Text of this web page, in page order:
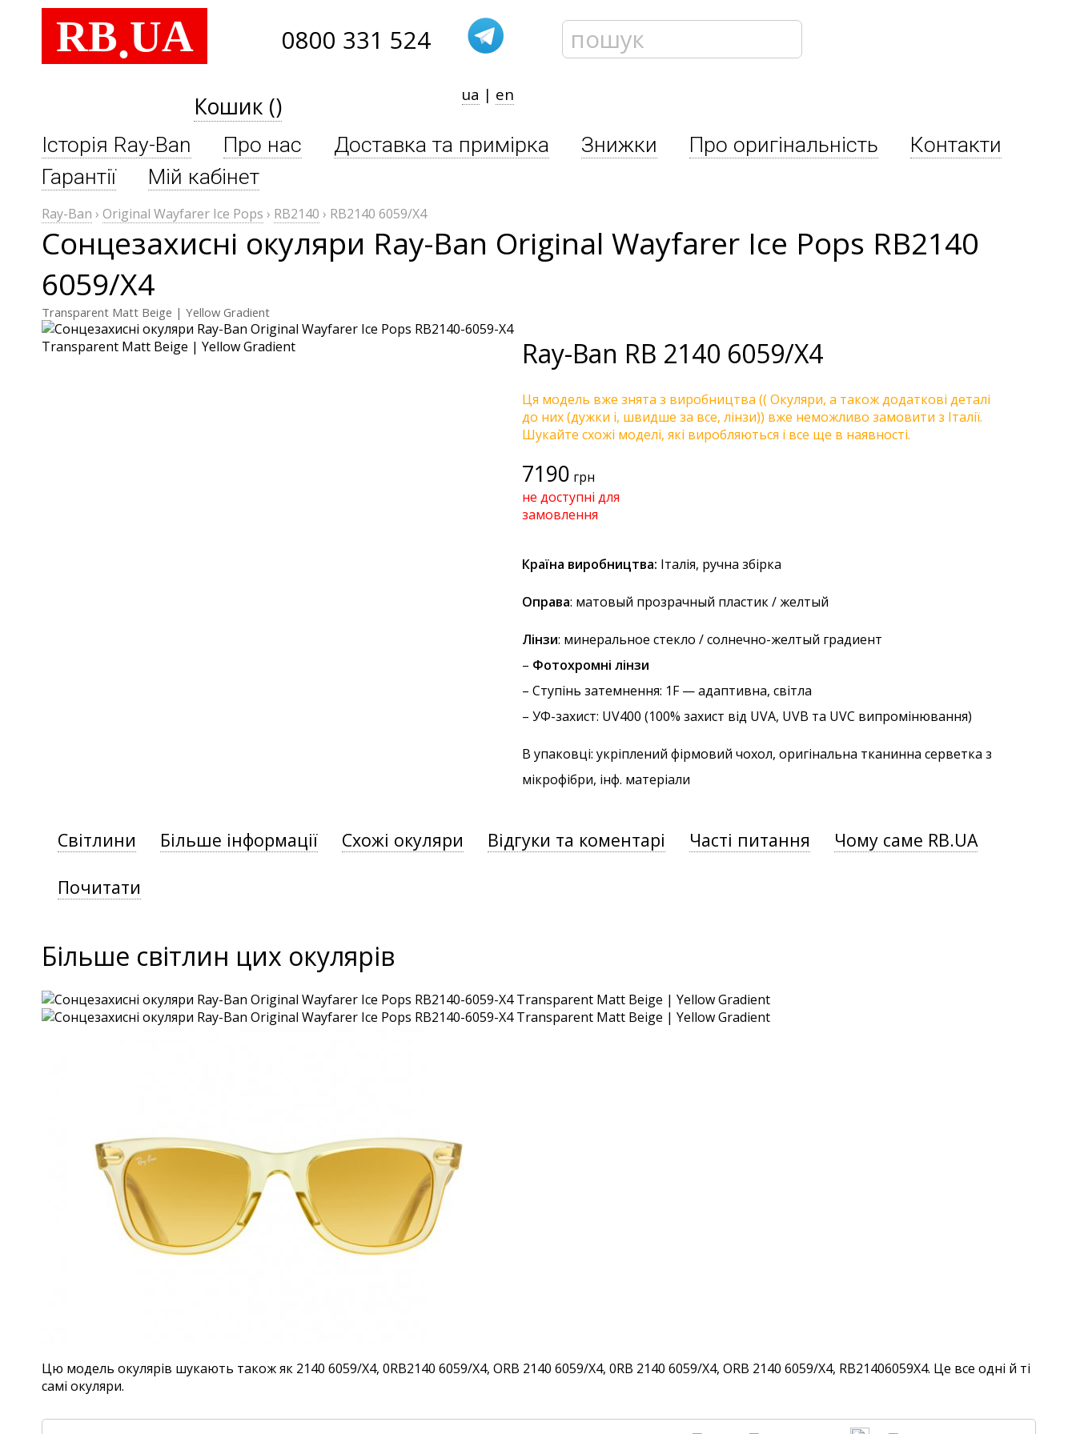
RB.UA 0800 331 524
Кошик () ua | en
Історія Ray-Ban Про нас Доставка та примірка Знижки Про оригінальність
Контакти
Гарантії
Мій кабінет
Ray-Ban › Original Wayfarer Ice Pops › RB2140 › RB2140 6059/X4
Сонцезахисні окуляри Ray-Ban Original Wayfarer Ice Pops RB2140
6059/X4
Transparent Matt Beige | Yellow Gradient
Ray-Ban RB 2140 6059/X4
Ця модель вже знята з виробництва (( Окуляри, а також додаткові деталі
до них (дужки і, швидше за все, лінзи)) вже неможливо замовити з Італії.
Шукайте схожі моделі, які виробляються і все ще в наявності.
7190 грн
не доступні для
замовлення
Країна виробництва: Італія, ручна збірка
Оправа: матовый прозрачный пластик / желтый
Лінзи: минеральное стекло / солнечно-желтый градиент
– Фотохромні лінзи
– Ступінь затемнення: 1F — адаптивна, світла
– УФ-захист: UV400 (100% захист від UVA, UVB та UVC випромінювання)
В упаковці: укріплений фірмовий чохол, оригінальна тканинна серветка з
мікрофібри, інф. матеріали
Світлини Більше інформації Схожі окуляри Відгуки та коментарі Часті питання Чому саме RB.UA
Почитати
Більше світлин цих окулярів
Цю модель окулярів шукають також як 2140 6059/X4, 0RB2140 6059/X4, ORB 2140 6059/X4, 0RB 2140 6059/X4, ORB 2140 6059/X4, RB21406059X4. Це все одні й ті
самі окуляри.